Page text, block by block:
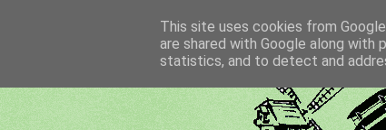
This site uses cookies from
are shared with Google along
statistics, and to detect and